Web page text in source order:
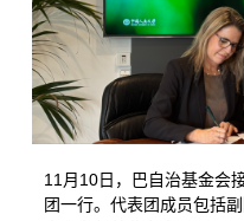
11月 10 日，巴自治基金会
团一行。代表团成员包括